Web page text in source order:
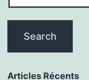
Articles Récents